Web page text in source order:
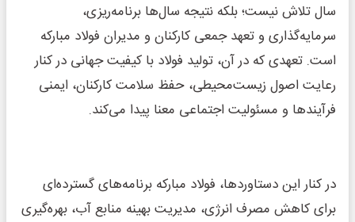
سال تلاش نیست؛ بلکه نتیجه سال‌ها برنامه‌ریزی،
سرمایه‌گذاری و تعهد جمعی کارکنان و مدیران فولاد مبارکه
است. تعهدی که در آن، تولید فولاد با کیفیت جهانی در کنار
رعایت اصول زیست‌محیطی، حفظ سلامت کارکنان، ایمنی
فرآیندها و مسئولیت اجتماعی معنا پیدا می‌کند.
در کنار این دستاوردها، فولاد مبارکه برنامه‌های گسترده‌ای
برای کاهش مصرف انرژی، مدیریت بهینه منابع آب، بهره‌گیری